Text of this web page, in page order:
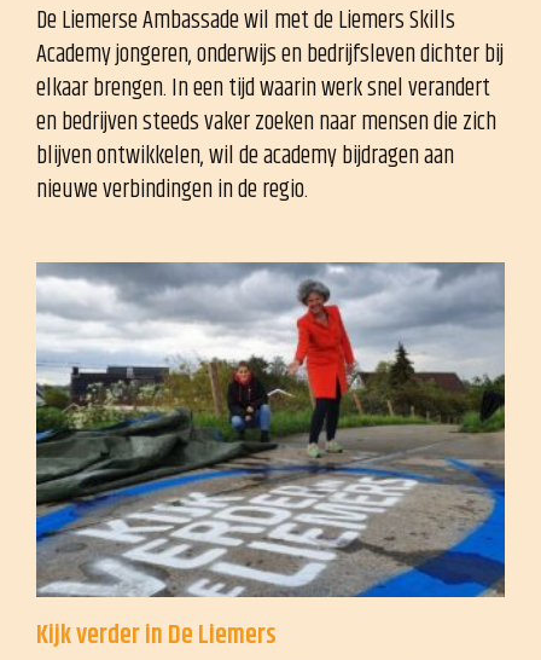
De Liemerse Ambassade wil met de Liemers Skills
Academy jongeren, onderwijs en bedrijfsleven dichter bij
elkaar brengen. In een tijd waarin werk snel verandert
en bedrijven steeds vaker zoeken naar mensen die zich
blijven ontwikkelen, wil de academy bijdragen aan
nieuwe verbindingen in de regio.
Kijk verder in De Liemers